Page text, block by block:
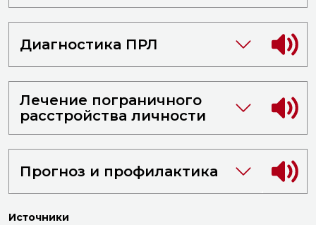
Диагностика ПРЛ
Лечение пограничного
расстройства личности
Прогноз и профилактика
Источники